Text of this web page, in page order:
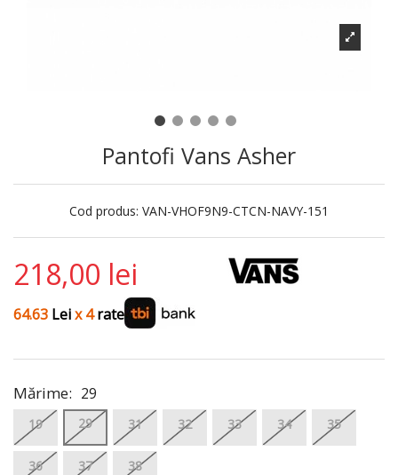
Pantofi Vans Asher
Cod produs: VAN-VHOF9N9-CTCN-NAVY-151
218,00 lei
64.63 Leix 4rate
Mărime: 29
19 29 31 32 33 34 35
36 37 38